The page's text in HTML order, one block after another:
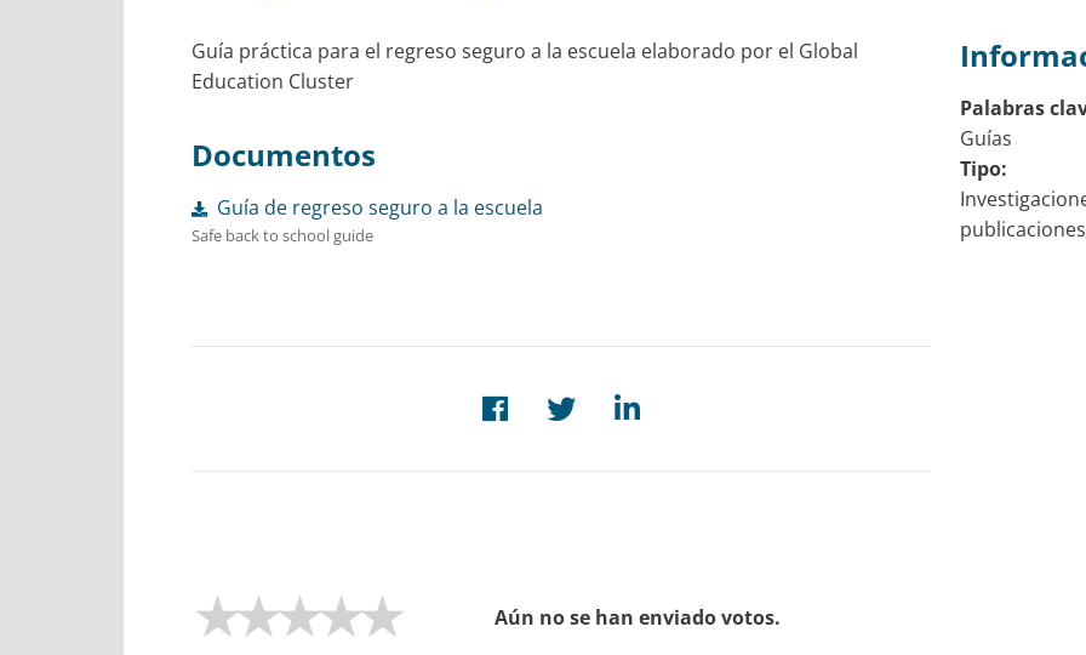
Guía práctica para el regreso seguro a la escuela elaborado por el Global
Education Cluster
Documentos
Guía de regreso seguro a la escuela
Safe back to school guide
Aún no se han enviado votos.
Palabras
Guías
Tipo:
publicaciones